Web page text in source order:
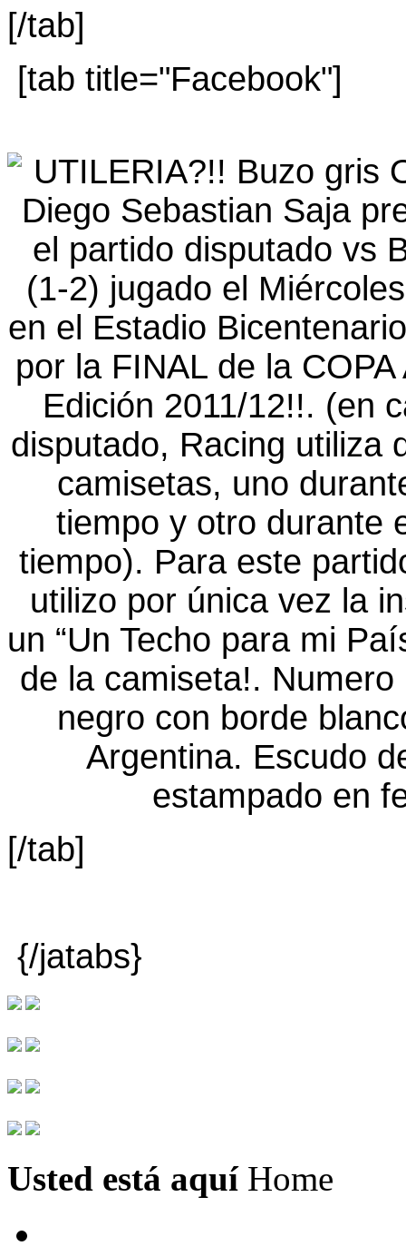
[/tab]
[tab title="Facebook"]
[/tab]
{/jatabs}
Usted está aquí Home